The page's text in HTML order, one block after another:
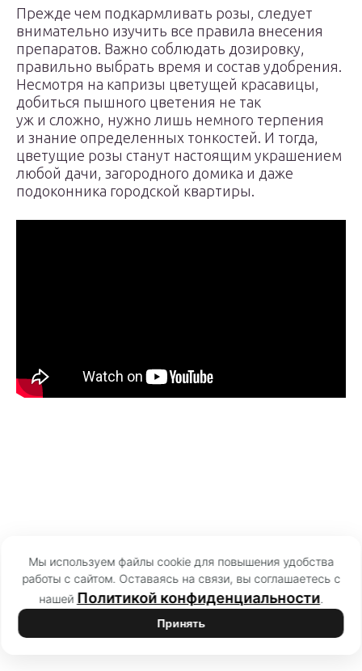
Прежде чем подкармливать розы, следует
внимательно изучить все правила внесения
препаратов. Важно соблюдать дозировку,
правильно выбрать время и состав удобрения.
Несмотря на капризы цветущей красавицы,
добиться пышного цветения не так
уж и сложно, нужно лишь немного терпения
и знание определенных тонкостей. И тогда,
цветущие розы станут настоящим украшением
любой дачи, загородного домика и даже
подоконника городской квартиры.
Мы используем файлы cookie для повышения удобства
работы с сайтом. Оставаясь на связи, вы соглашаетесь с
нашей Политикой конфиденциальности.
Принять